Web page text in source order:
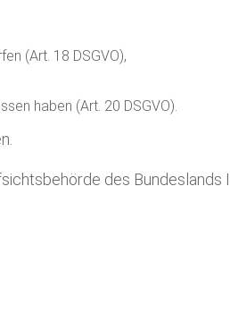
(Art. 18 DSGVO),
haben (Art. 20 DSGVO).
des Bundeslands